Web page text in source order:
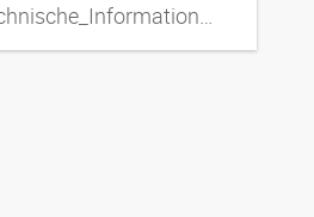
TI_Technische_Informationen_Metallschlaeuche_DExpdf